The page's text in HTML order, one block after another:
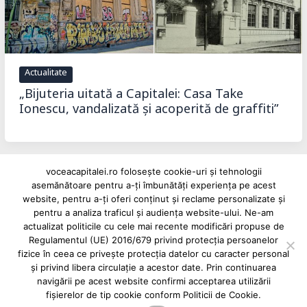
Actualitate
„Bijuteria uitată a Capitalei: Casa Take
Ionescu, vandalizată și acoperită de graffiti”
Reclame și advertoriale pe Vocea Capitalei
Powered byINFINITUS ADVERTISING
voceacapitalei.ro folosește cookie-uri și tehnologii
asemănătoare pentru a-ți îmbunătăți experiența pe acest
website, pentru a-ți oferi conținut și reclame personalizate și
pentru a analiza traficul și audiența website-ului. Ne-am
actualizat politicile cu cele mai recente modificări propuse de
Regulamentul (UE) 2016/679 privind protecția persoanelor
fizice în ceea ce privește protecția datelor cu caracter personal
și privind libera circulație a acestor date. Prin continuarea
navigării pe acest website confirmi acceptarea utilizării
fișierelor de tip cookie conform Politicii de Cookie.